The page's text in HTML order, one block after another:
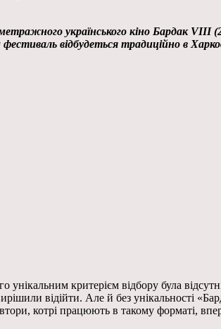
українського кіно Бардак VIII
відбудеться традиційно в
унікальним критерієм відбору була
відійти. Але й без унікальності
котрі працюють в такому форматі,